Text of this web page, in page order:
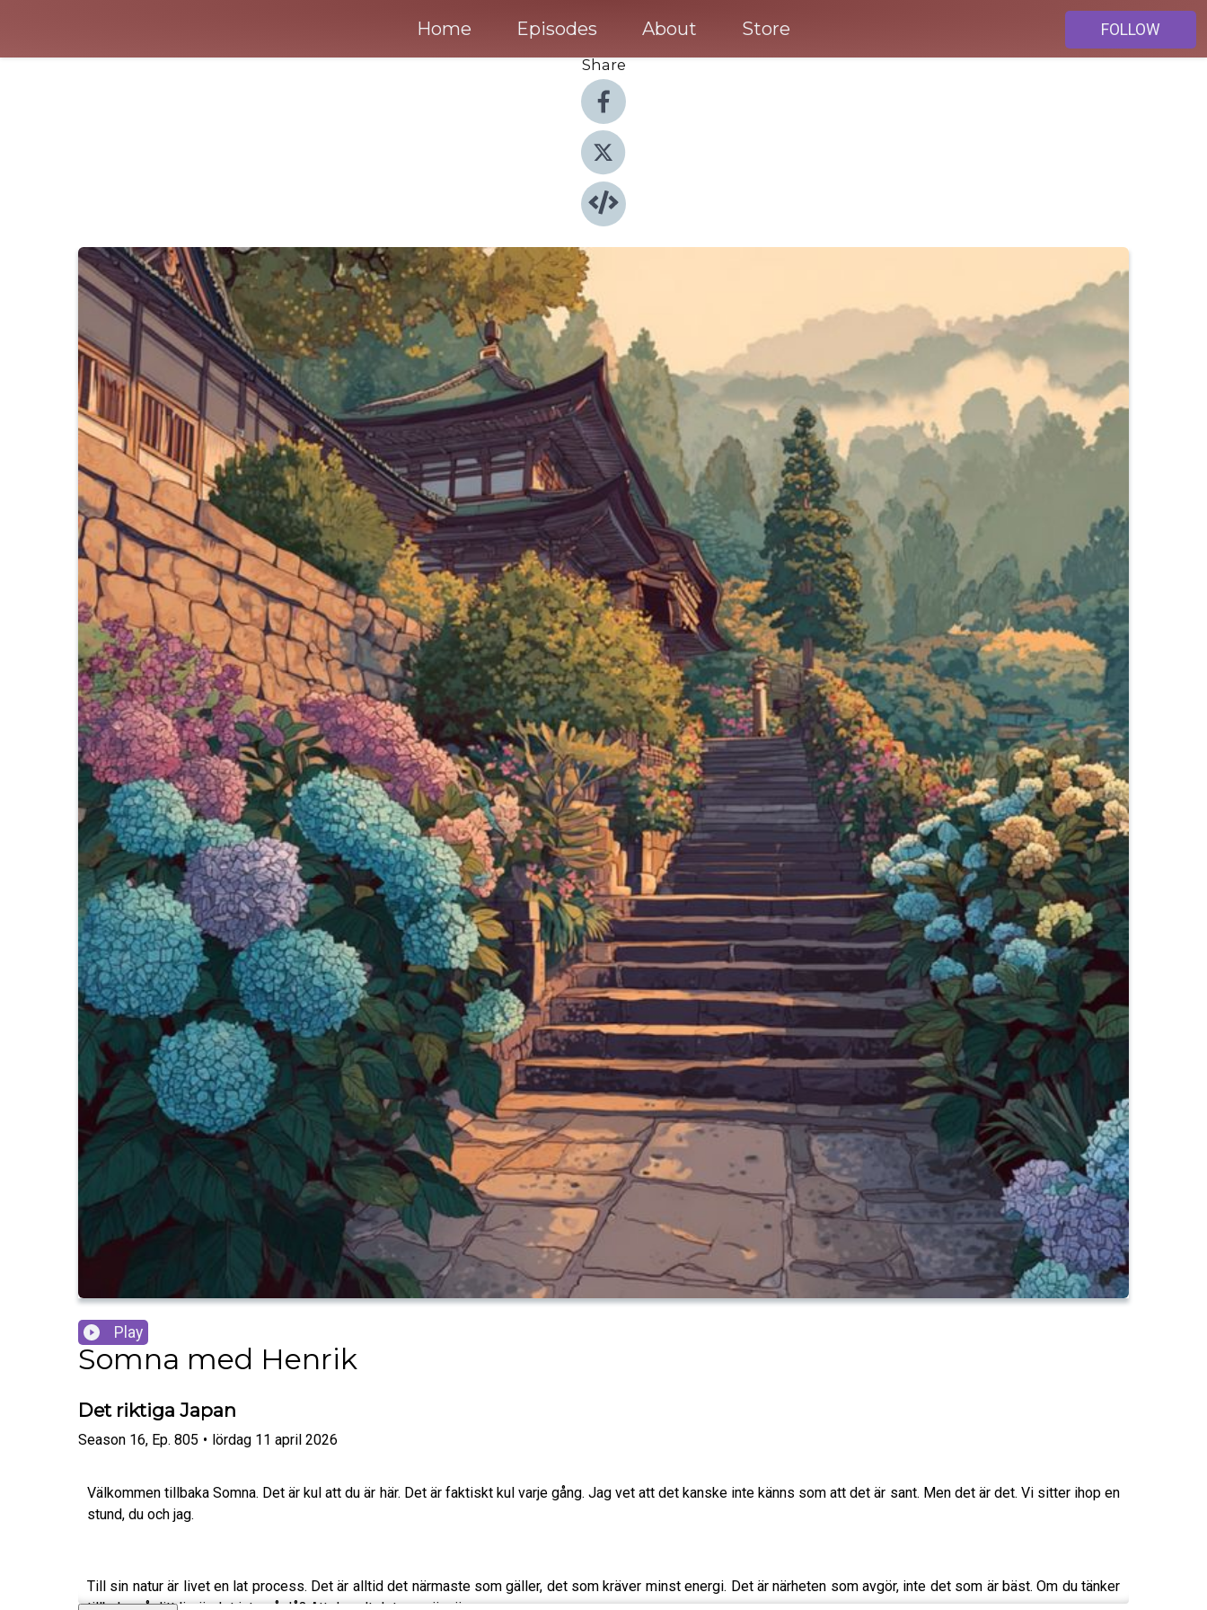
Home Episodes About Store
FOLLOW
Share
Play
Somna med Henrik
Det riktiga Japan
Season 16, Ep. 805 • lördag 11 april 2026
Välkommen tillbaka Somna. Det är kul att du är här. Det är faktiskt kul varje gång. Jag vet att det kanske inte känns som att det är sant. Men det är det. Vi sitter ihop en
stund, du och jag.
Till sin natur är livet en lat process. Det är alltid det närmaste som gäller, det som kräver minst energi. Det är närheten som avgör, inte det som är bäst. Om du tänker